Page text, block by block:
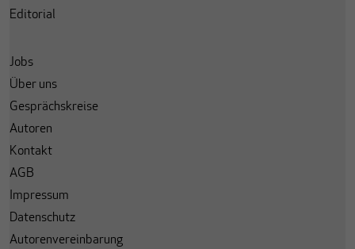
Editorial
Jobs
Über uns
Gesprächskreise
Autoren
Kontakt
AGB
Impressum
Datenschutz
Autorenvereinbarung